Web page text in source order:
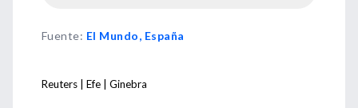
Fuente: El Mundo, España
Reuters | Efe | Ginebra